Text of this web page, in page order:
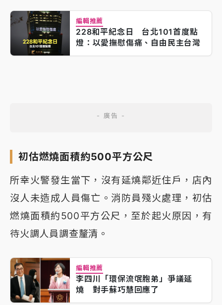
編輯推薦
228和平紀念日 台北101首度點
燈：以愛撫慰傷痛、自由民主台灣
初估燃燒面積約500平方公尺
所幸火警發生當下，沒有延燒鄰近住戶，店內
沒人未造成人員傷亡。消防員殘火處理，初估
燃燒面積約500平方公尺，至於起火原因，有
待火調人員調查釐清。
編輯推薦
李四川「環保流氓胞弟」爭議延
燒 對手蘇巧慧回應了